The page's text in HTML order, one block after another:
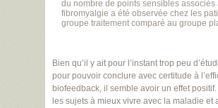
du nombre de points sensibles associés
fibromyalgie a été observée chez les
groupe traitement comparé au groupe
Bien qu’il y ait pour l’instant trop peu
pour pouvoir conclure avec certitude à
biofeedback, il semble avoir un effet
les sujets à mieux vivre avec la maladie et